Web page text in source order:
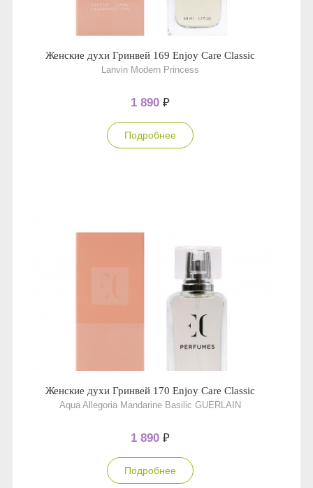
Женские духи Гринвей 169 Enjoy Care Classic
Lanvin Modern Princess
1 890 ₽
Подробнее
Женские духи Гринвей 170 Enjoy Care Classic
Aqua Allegoria Mandarine Basilic GUERLAIN
1 890 ₽
Подробнее